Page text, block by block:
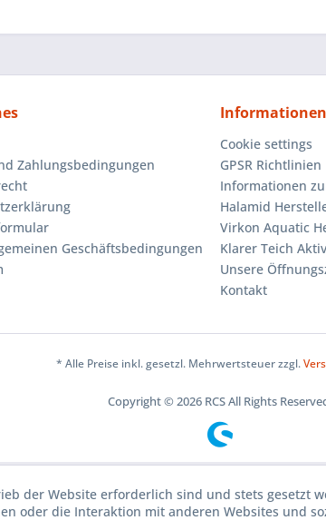
Zahlungsbedingungen
Geschäftsbedingungen
Informationen
Cookie settings
GPSR Richtlinien
Informationen
Halamid
Virkon Aquatic
Klarer Teich
Unsere
Kontakt
* Alle Preise inkl. gesetzl. Mehrwertsteuer zzgl.
Copyright © 2026 RCS All Rights
der Website erforderlich sind und stets gesetzt
oder die Interaktion mit anderen Websites und